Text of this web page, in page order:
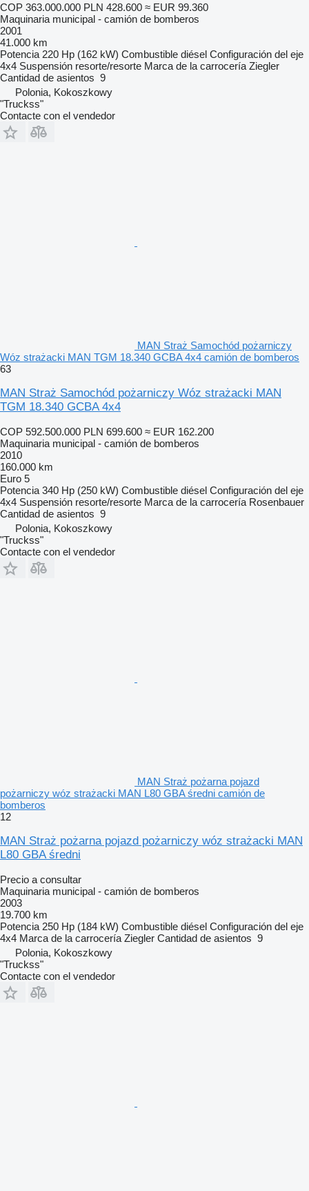
COP 363.000.000 PLN 428.600 ≈ EUR 99.360
Maquinaria municipal - camión de bomberos
2001
41.000 km
Potencia 220 Hp (162 kW) Combustible diésel Configuración del eje
4x4 Suspensión resorte/resorte Marca de la carrocería Ziegler
Cantidad de asientos 9
Polonia, Kokoszkowy
"Truckss"
Contacte con el vendedor
MAN Straż Samochód pożarniczy
Wóz strażacki MAN TGM 18.340 GCBA 4x4 camión de bomberos
63
MAN Straż Samochód pożarniczy Wóz strażacki MAN
TGM 18.340 GCBA 4x4
COP 592.500.000 PLN 699.600 ≈ EUR 162.200
Maquinaria municipal - camión de bomberos
2010
160.000 km
Euro 5
Potencia 340 Hp (250 kW) Combustible diésel Configuración del eje
4x4 Suspensión resorte/resorte Marca de la carrocería Rosenbauer
Cantidad de asientos 9
Polonia, Kokoszkowy
"Truckss"
Contacte con el vendedor
MAN Straż pożarna pojazd
pożarniczy wóz strażacki MAN L80 GBA średni camión de
bomberos
12
MAN Straż pożarna pojazd pożarniczy wóz strażacki MAN
L80 GBA średni
Precio a consultar
Maquinaria municipal - camión de bomberos
2003
19.700 km
Potencia 250 Hp (184 kW) Combustible diésel Configuración del eje
4x4 Marca de la carrocería Ziegler Cantidad de asientos 9
Polonia, Kokoszkowy
"Truckss"
Contacte con el vendedor